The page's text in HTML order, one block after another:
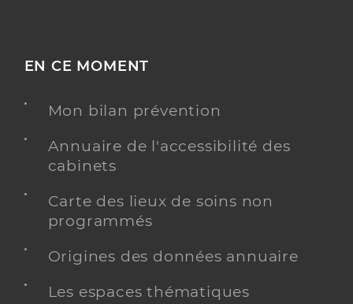
EN CE MOMENT
Mon bilan prévention
Annuaire de l'accessibilité des
cabinets
Carte des lieux de soins non
programmés
Origines des données annuaire
Les espaces thématiques